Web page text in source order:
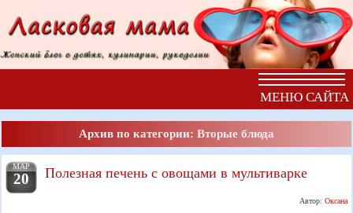
МЕНЮ САЙТА
Архив по категории: Вторые блюда
МАР
20 Полезная печень с овощами в мультиварке
Автор: Оксана